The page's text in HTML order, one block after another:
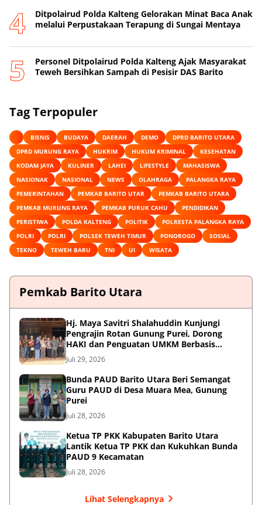
Ditpolairud Polda Kalteng Gelorakan Minat Baca Anak
melalui Perpustakaan Terapung di Sungai Mentaya
Personel Ditpolairud Polda Kalteng Ajak Masyarakat
Teweh Bersihkan Sampah di Pesisir DAS Barito
Tag Terpopuler
BISNIS BUDAYA DAERAH DEMO
DPRD BARITO UTARA
DPRD MURUNG RAYA
HUKRIM HUKUM KRIMINAL
KESEHATAN
KODAM JAYA
KULINER LAHEI LIFESTYLE
MAHASISWA
NASIONAK
NASIONAL NEWS OLAHRAGA
PALANGKA RAYA
PEMERINTAHAN
PEMKAB BARITO UTAR
PEMKAB BARITO UTARA
PEMKAB MURUNG RAYA
PEMKAB PURUK CAHU
PENDIDIKAN
PERISTIWA
POLDA KALTENG POLITIK
POLRESTA PALANGKA RAYA
POLRI
POLRI POLSEK TEWEH TIMUR PONOROGO
SOSIAL
TEKNO
TEWEH BARU TNI UI WISATA
Pemkab Barito Utara
Hj. Maya Savitri Shalahuddin Kunjungi
Pengrajin Rotan Gunung Purei, Dorong
HAKI dan Penguatan UMKM Berbasis
Kearifan Lokal
Juli 29, 2026
Bunda PAUD Barito Utara Beri Semangat
Guru PAUD di Desa Muara Mea, Gunung
Purei
Juli 28, 2026
Ketua TP PKK Kabupaten Barito Utara
Lantik Ketua TP PKK dan Kukuhkan Bunda
PAUD 9 Kecamatan
Juli 28, 2026
Lihat Selengkapnya